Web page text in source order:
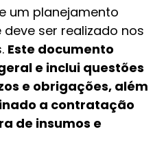
um planejamento
ser realizado nos
Este documento
e inclui questões
e obrigações, além
a contratação
de insumos e